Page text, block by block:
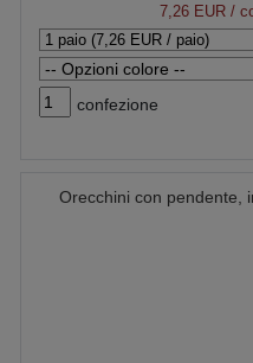
7,26 EUR /
confezione
Orecchini con pendente,